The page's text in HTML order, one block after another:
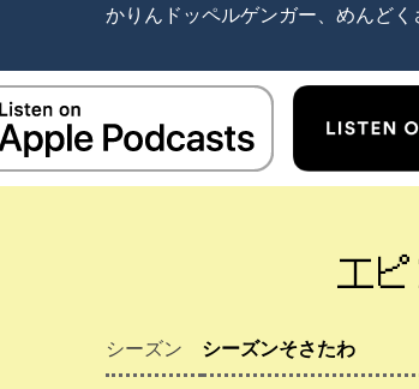
かりんドッペルゲンガー、めんど
エ
シーズン シーズンそさたわ